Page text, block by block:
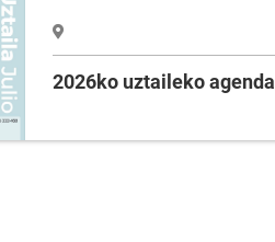
2026ko uztaileko agenda